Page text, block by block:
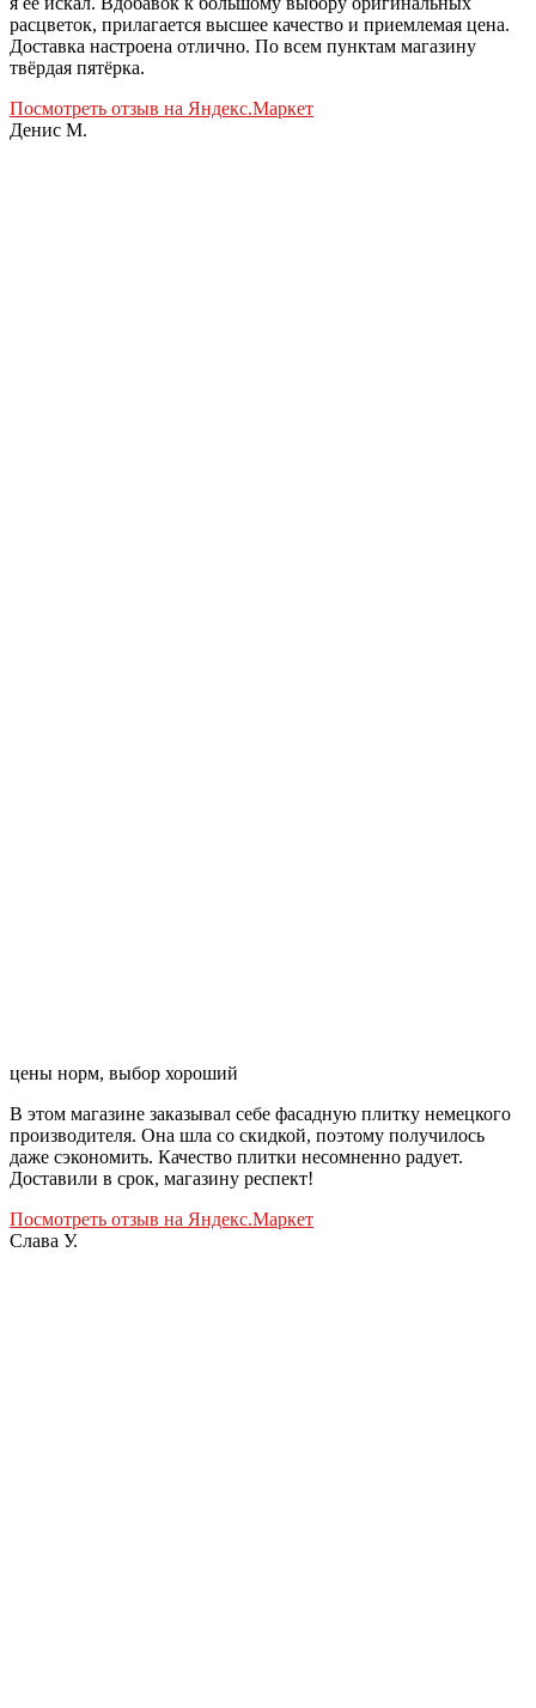
расцветок, прилагается высшее качество и приемлемая цена.
Доставка настроена отлично. По всем пунктам магазину
твёрдая пятёрка.
Посмотреть отзыв на Яндекс.Маркет
Денис М.
цены норм, выбор хороший
В этом магазине заказывал себе фасадную плитку немецкого
производителя. Она шла со скидкой, поэтому получилось
даже сэкономить. Качество плитки несомненно радует.
Доставили в срок, магазину респект!
Посмотреть отзыв на Яндекс.Маркет
Слава У.